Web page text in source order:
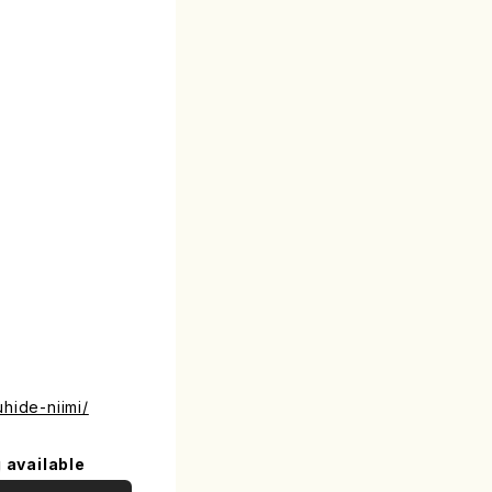
niimi/
available